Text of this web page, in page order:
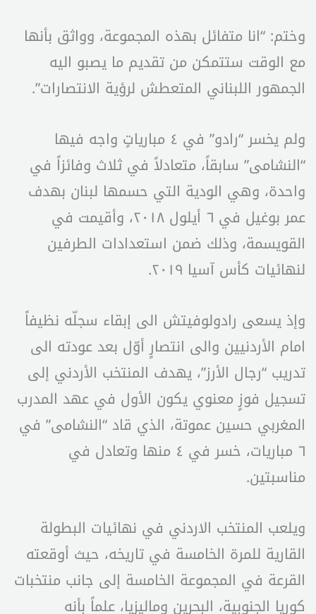
وختم: “انا متفائل بهذه المجموعة، وواثق بأنها
مع الوقت ستتمكن من تقديم ما يصبو اليه
الجمهور اللبناني المتعطش لرؤية الانتصارات”.
ولم يخسر “رادو” في ٤ مبارياتٍ واجه فيها
“النشامى” سابقاً، متعادلاً في ثلاث وفائزاً في
واحدة، وهي الودية التي حسمها لبنان بهدف
عمر بوغيل في ٦ أيلول ٢٠١٨، وأقيمت في
القويسمة، وذلك ضمن استعدادات الطرفين
لنهائيات كأس آسيا ٢٠١٩.
وإذ يسعى رادولوفيتش الى إبقاء سجلّه نظيفاً
امام الأردنيين والى انتصارٍ أوّل بعد عودته الى
تدريب “رجال الأرز”، يهدف المنتخب الأردني إلى
تسجيل فوزٍ معنوي يكون الأول في عهد المدرب
المغربي حسين عموتة، الذي قاد “النشامى” في
٦ مباريات، خسر في ٤ منها وتعادل في
مناسبتين.
ويلعب المنتخب الاردني في نهائيات البطولة
القارية للمرة الخامسة في تاريخه، حيث أوقعته
القرعة في المجموعة الخامسة إلى جانب منتخبات
كوريا الجنوبية، البحرين وماليزيا، علماً بأنه